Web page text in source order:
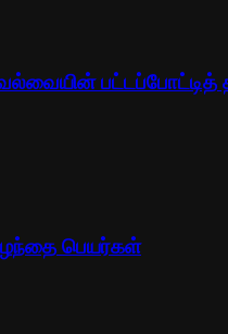
பட்டப்போட்டித்
பெயர்கள்